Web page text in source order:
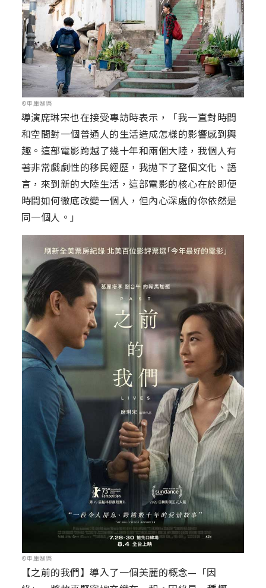
©車庫娛樂
導演席琳宋也在接受專訪時表示，「我一直對時間
和空間對一個普通人的生活造成怎樣的影響感到興
趣。這部電影跨越了幾十年和兩個大陸，我個人有
著非常戲劇性的移民經歷，我拋下了整個文化、語
言，來到新的大陸生活，這部電影的核心在於即便
時間如何徹底改變一個人，但內心深處的你依然是
同一個人。」
©車庫娛樂
【之前的我們】導入了一個美麗的概念—「因